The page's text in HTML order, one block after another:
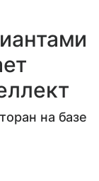
на базе